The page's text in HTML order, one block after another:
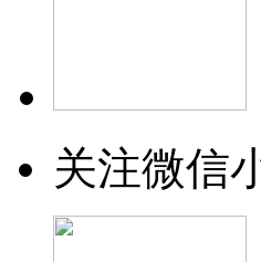
关注微信